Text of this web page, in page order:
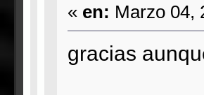
« en: Marzo 04,
gracias